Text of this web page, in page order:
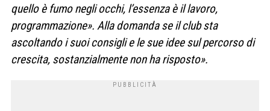
quello è fumo negli occhi, l’essenza è il lavoro,
programmazione». Alla domanda se il club sta
ascoltando i suoi consigli e le sue idee sul percorso di
crescita, sostanzialmente non ha risposto».